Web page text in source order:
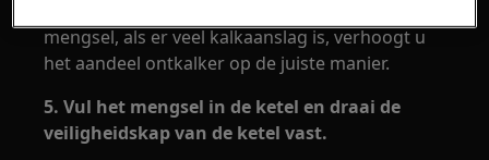
mengsel, als er veel kalkaanslag is, verhoogt u
het aandeel ontkalker op de juiste manier.
5. Vul het mengsel in de ketel en draai de
veiligheidskap van de ketel vast.